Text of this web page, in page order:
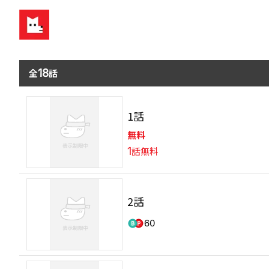
全18話
1話
無料
1話無料
2話
60